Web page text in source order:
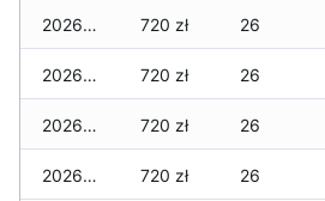
2026-01-15 720 zł 26
2026-01-14 720 zł 26
2026-01-13 720 zł 26
2026-01-12 720 zł 26